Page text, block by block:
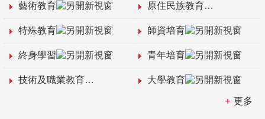
藝術教育 原住民族教育
特殊教育 師資培育
終身學習 青年培育
技術及職業教育 大學教育
更多